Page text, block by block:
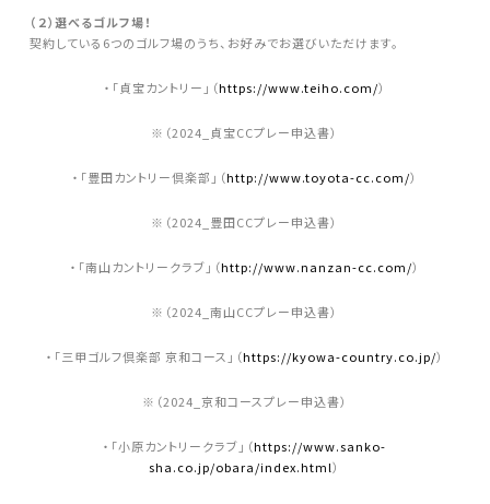
（２）選べるゴルフ場！
契約している6つのゴルフ場のうち、お好みでお選びいただけます。
・「貞宝カントリー」（https://www.teiho.com/）
※（2024_貞宝CCプレー申込書）
・「豊田カントリー倶楽部」（http://www.toyota-cc.com/）
※（2024_豊田CCプレー申込書）
・「南山カントリークラブ」（http://www.nanzan-cc.com/）
※（2024_南山CCプレー申込書）
・「三甲ゴルフ倶楽部 京和コース」（https://kyowa-country.co.jp/）
※（2024_京和コースプレー申込書）
・「小原カントリークラブ」（https://www.sanko-
sha.co.jp/obara/index.html）